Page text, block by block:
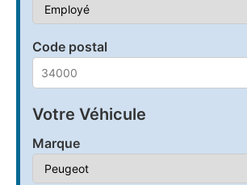
Code postal
Votre Véhicule
Marque